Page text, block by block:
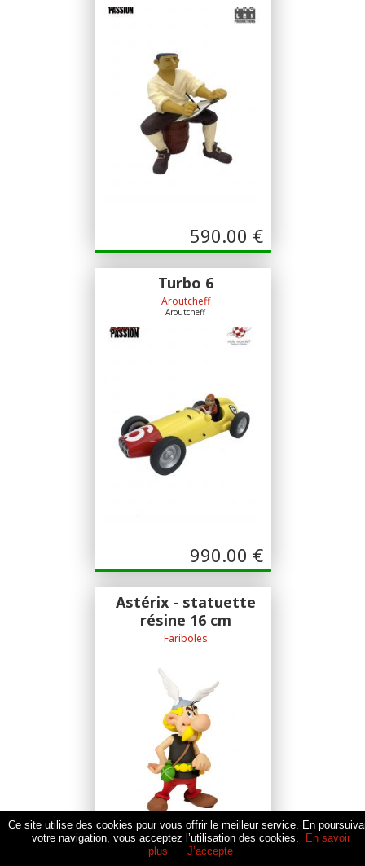
590.00 €
Turbo 6
Aroutcheff
Aroutcheff
990.00 €
Astérix - statuette
résine 16 cm
Fariboles
Ce site utilise des cookies pour vous offrir le meilleur service. En
votre navigation, vous acceptez l’utilisation des cookies.
En savoir
plus
J’accepte